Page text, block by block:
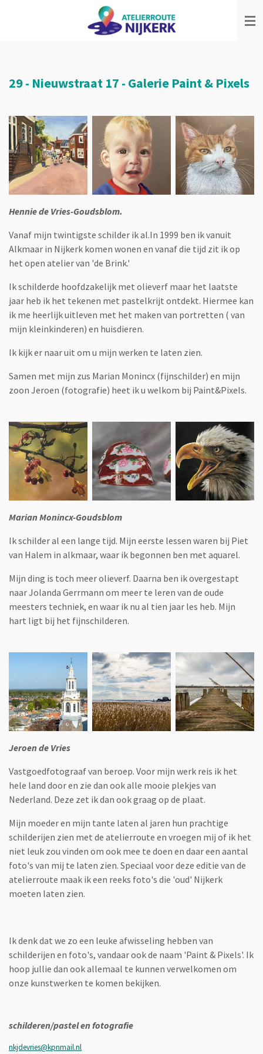
29 - Nieuwstraat 17 - Galerie Paint & Pixels
Hennie de Vries-Goudsblom.
Vanaf mijn twintigste schilder ik al.In 1999 ben ik vanuit
Alkmaar in Nijkerk komen wonen en vanaf die tijd zit ik op
het open atelier van 'de Brink.'
Ik schilderde hoofdzakelijk met olieverf maar het laatste
jaar heb ik het tekenen met pastelkrijt ontdekt. Hiermee kan
ik me heerlijk uitleven met het maken van portretten ( van
mijn kleinkinderen) en huisdieren.
Ik kijk er naar uit om u mijn werken te laten zien.
Samen met mijn zus Marian Monincx (fijnschilder) en mijn
zoon Jeroen (fotografie) heet ik u welkom bij Paint&Pixels.
Marian Monincx-Goudsblom
Ik schilder al een lange tijd. Mijn eerste lessen waren bij Piet
van Halem in alkmaar, waar ik begonnen ben met aquarel.
Mijn ding is toch meer olieverf. Daarna ben ik overgestapt
naar Jolanda Gerrmann om meer te leren van de oude
meesters techniek, en waar ik nu al tien jaar les heb. Mijn
hart ligt bij het fijnschilderen.
Jeroen de Vries
Vastgoedfotograaf van beroep. Voor mijn werk reis ik het
hele land door en zie dan ook alle mooie plekjes van
Nederland. Deze zet ik dan ook graag op de plaat.
Mijn moeder en mijn tante laten al jaren hun prachtige
schilderijen zien met de atelierroute en vroegen mij of ik het
niet leuk zou vinden om ook mee te doen en daar een aantal
foto's van mij te laten zien. Speciaal voor deze editie van de
atelierroute maak ik een reeks foto's die 'oud' Nijkerk
moeten laten zien.
Ik denk dat we zo een leuke afwisseling hebben van
schilderijen en foto's, vandaar ook de naam 'Paint & Pixels'. Ik
hoop jullie dan ook allemaal te kunnen verwelkomen om
onze kunstwerken te komen bekijken.
schilderen/pastel en fotografie
nkjdevries@kpnmail.nl